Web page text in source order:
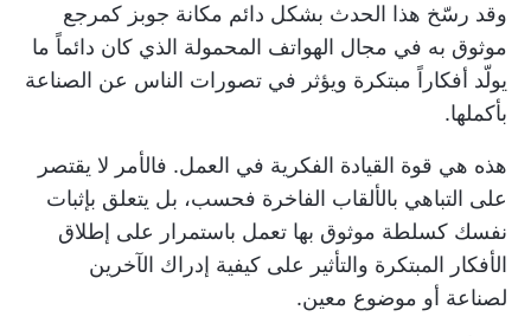
وقد رسّخ هذا الحدث بشكل دائم مكانة جوبز كمرجع
موثوق به في مجال الهواتف المحمولة الذي كان دائماً ما
يولّد أفكاراً مبتكرة ويؤثر في تصورات الناس عن الصناعة
بأكملها.
هذه هي قوة القيادة الفكرية في العمل. فالأمر لا يقتصر
على التباهي بالألقاب الفاخرة فحسب، بل يتعلق بإثبات
نفسك كسلطة موثوق بها تعمل باستمرار على إطلاق
الأفكار المبتكرة والتأثير على كيفية إدراك الآخرين
لصناعة أو موضوع معين.